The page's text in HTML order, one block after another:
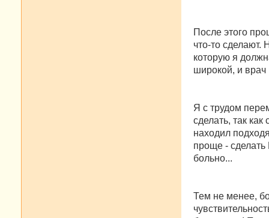
После этого
что-то сделают.
которую я
широкой, и врач
Я с трудом
сделать, так
находил
проще -
больно...
Тем не менее,